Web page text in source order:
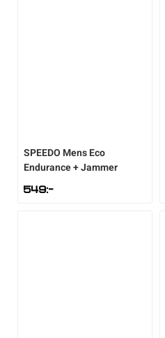
SPEEDO Mens Eco
Endurance + Jammer
549:-